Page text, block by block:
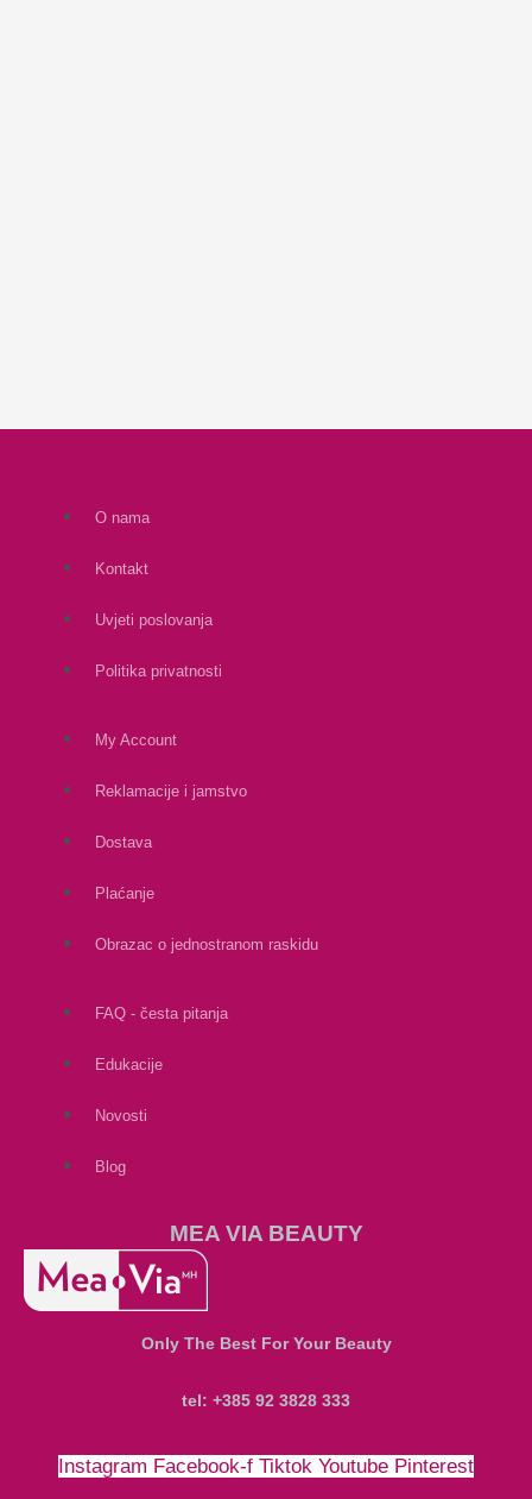
O nama
Kontakt
Uvjeti poslovanja
Politika privatnosti
My Account
Reklamacije i jamstvo
Dostava
Plaćanje
Obrazac o jednostranom raskidu
FAQ - česta pitanja
Edukacije
Novosti
Blog
MEA VIA BEAUTY
Only The Best For Your Beauty
tel: +385 92 3828 333
Instagram Facebook-f Tiktok Youtube Pinterest